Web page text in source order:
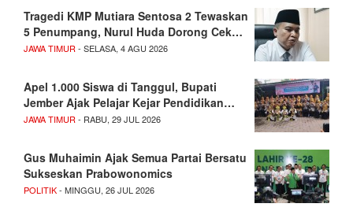
Tragedi KMP Mutiara Sentosa 2 Tewaskan
5 Penumpang, Nurul Huda Dorong Cek…
JAWA TIMUR - SELASA, 4 AGU 2026
Apel 1.000 Siswa di Tanggul, Bupati
Jember Ajak Pelajar Kejar Pendidikan…
JAWA TIMUR - RABU, 29 JUL 2026
Gus Muhaimin Ajak Semua Partai Bersatu
Sukseskan Prabowonomics
POLITIK- MINGGU, 26 JUL 2026